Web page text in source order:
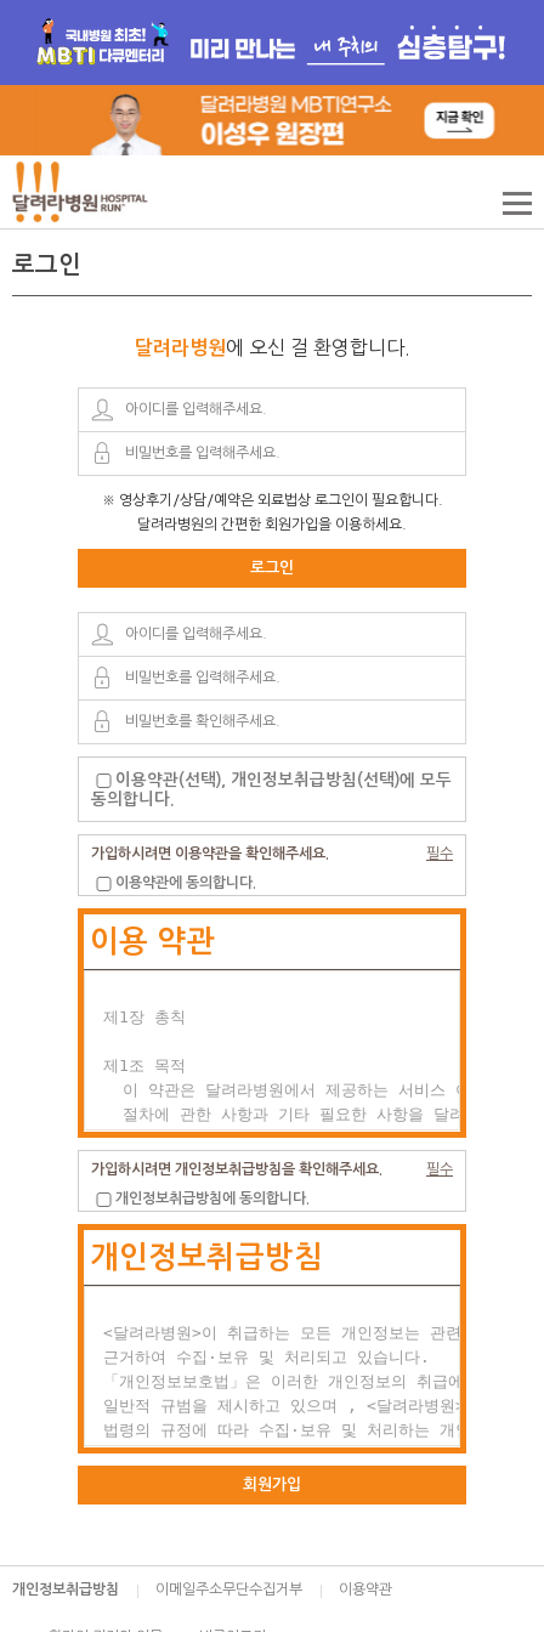
로그인
달려라병원 에 오신 걸 환영합니다.
※ 영상후기/상담/예약은 외료법상 로그인이 필요합니다.
달려라병원의 간편한 회원가입을 이용하세요.
로그인
이용약관(선택), 개인정보취급방침(선택)에 모두
동의합니다.
필수
가입하시려면 이용약관을 확인해주세요.
이용약관에 동의합니다.
이용 약관
제1장 총칙
제1조 목적
  이 약관은 달려라병원에서 제공하는 서비스 이용조건 및
절차에 관한 사항과 기타 필요한 사항을 달려라병원과(
이용자의 권리, 의미 및 책임사항 등을 규정함을 목적
  합니다.
제2조 약관의 효력과 변경
(1) 이 약관은 이용자에게 공시함으로서 효력이 발생
(2) 달려라병원는 사정 변경의 경우와 영업상 중요사유
      전항과 같은 방법으로 효력이 발생합니다.
제3조 약관 외 준칙
  이 약관에 명시되지 않은 사항이 관계법령에 규정되어
  있을 경우에는 그 규정에 따릅니다.
○ 제2장 회원 가입과 서비스 이용
  양식을 작성하고 'ID'와 '비밀번호'를 발급받은 사람을
필수
가입하시려면 개인정보취급방침을 확인해주세요.
개인정보취급방침에 동의합니다.
개인정보취급방침
<달려라병원>이 취급하는 모든 개인정보는 관련 법령에
근거하여 수집·보유 및 처리되고 있습니다.
「개인정보보호법」은 이러한 개인정보의 취급에 대한
일반적 규범을 제시하고 있으며 , <달려라병원>은 이러한
법령의 규정에 따라 수집·보유 및 처리하는 개인정보를
공공업무의 적절한 수행과 정보주체의 권익을 보호하기
위해 적법하고 적정하게 취급할 것입니다.
권익의 침해 등에 대하여 행정심판법에서 정하는 바에 따
회원가입
개인정보취급방침 이메일주소무단수집거부 이용약관